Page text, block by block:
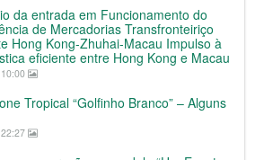
da entrada em Funcionamento do
de Mercadorias Transfronteiriço
Hong Kong-Zhuhai-Macau Impulso à
eficiente entre Hong Kong e Macau
Tropical “Golfinho Branco” – Alguns